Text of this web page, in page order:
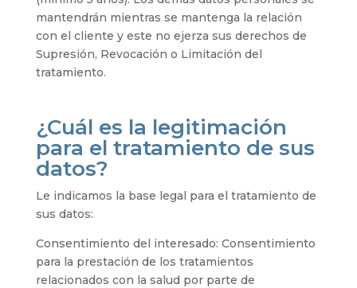
mantendrán mientras se mantenga la relación
con el cliente y este no ejerza sus derechos de
Supresión, Revocación o Limitación del
tratamiento.
¿Cuál es la legitimación
para el tratamiento de sus
datos?
Le indicamos la base legal para el tratamiento de
sus datos:
Consentimiento del interesado: Consentimiento
para la prestación de los tratamientos
relacionados con la salud por parte de